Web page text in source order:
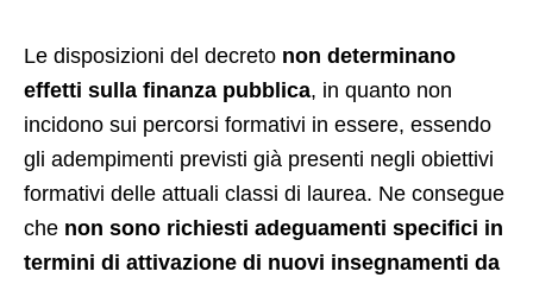
Le disposizioni del decreto non determinano
effetti sulla finanza pubblica, in quanto non
incidono sui percorsi formativi in essere, essendo
gli adempimenti previsti già presenti negli obiettivi
formativi delle attuali classi di laurea. Ne consegue
che non sono richiesti adeguamenti specifici in
termini di attivazione di nuovi insegnamenti da